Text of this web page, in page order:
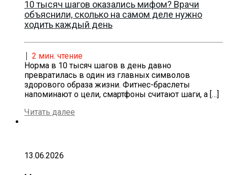
10 тысяч шагов оказались мифом? Врачи
объяснили, сколько на самом деле нужно
ходить каждый день
2 мин. чтение
Норма в 10 тысяч шагов в день давно
превратилась в один из главных символов
здорового образа жизни. Фитнес-браслеты
напоминают о цели, смартфоны считают шаги, а […]
Читать далее
13.06.2026